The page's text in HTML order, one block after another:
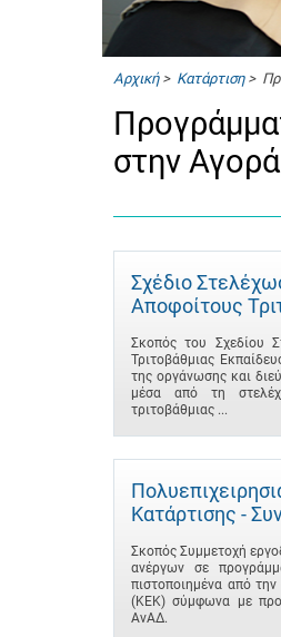
Αρχική> Κατάρτιση>
στην
Σχέδιο
Αποφοίτους
Σκοπός του Σχεδίου
Τριτοβάθμιας
της οργάνωσης και
μέσα από τη
τριτοβάθμιας ...
Κατάρτισης -
Σκοπός Συμμετοχή
ανέργων σε
πιστοποιημένα από
(ΚΕΚ) σύμφωνα με
ΑνΑΔ.